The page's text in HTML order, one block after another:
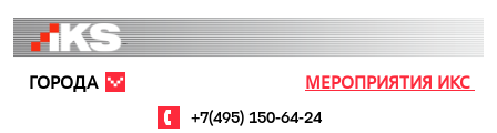
МЕРОПРИЯТИЯ ИКС
+7(495) 150-64-24
ГОРОДА